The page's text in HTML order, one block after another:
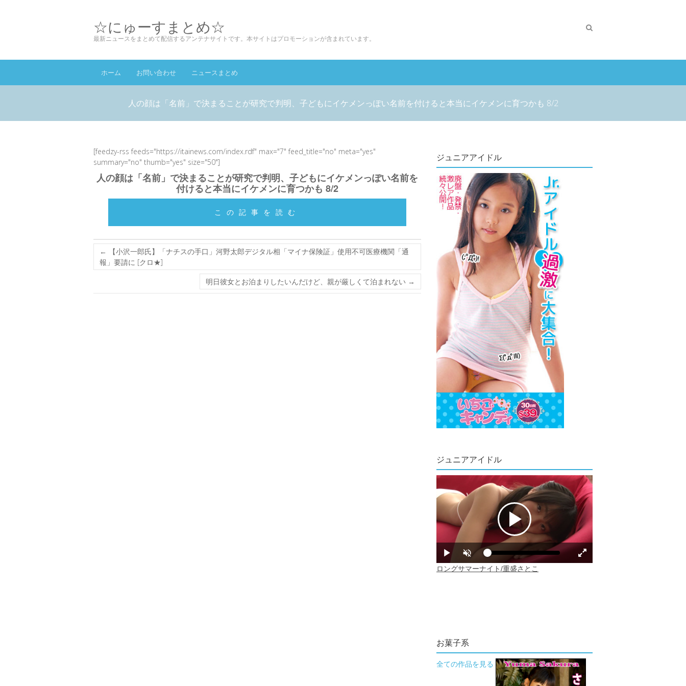
☆にゅーすまとめ☆
最新ニュースをまとめて配信するアンテナサイトです。本サイトはプロモーションが含まれています。
ホーム お問い合わせ ニュースまとめ
人の顔は「名前」で決まることが研究で判明、子どもにイケメンっぽい名前を付けると本当にイケメンに育つかも 8/2
[feedzy-rss feeds="https://itainews.com/index.rdf" max="7" feed_title="no" meta="yes"
summary="no" thumb="yes" size="50"]
人の顔は「名前」で決まることが研究で判明、子どもにイケメンっぽい名前を
付けると本当にイケメンに育つかも 8/2
この記事を読む
←
【小沢一郎氏】「ナチスの手口」河野太郎デジタル相「マイナ保険証」使用不可医療機関「通
報」要請に [クロ★]
明日彼女とお泊まりしたいんだけど、親が厳しくて泊まれない →
ジュニアアイドル
ジュニアアイドル
お菓子系
全ての作品を見る